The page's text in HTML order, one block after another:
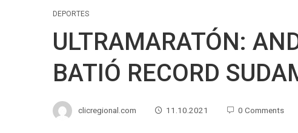
DEPORTES
ULTRAMARATÓN:
BATIÓ RECORD
clicregional.com 11.10.2021 0 Comments